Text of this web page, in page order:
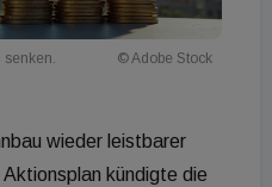
senken. © Adobe Stock
wieder leistbarer
kündigte die